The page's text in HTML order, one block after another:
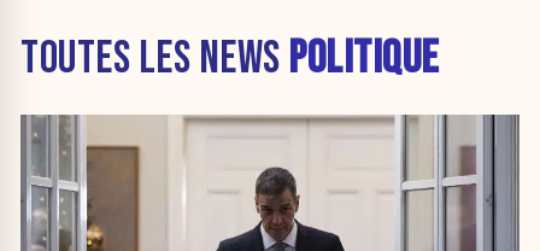
TOUTES LES NEWS POLITIQUE